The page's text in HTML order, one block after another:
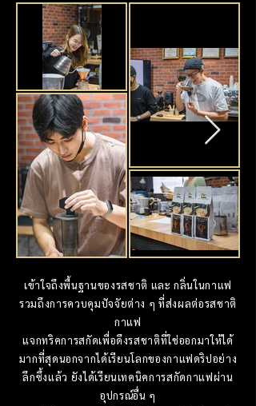
เข้าใจถึงพื้นฐานของรสชาติ และ กลิ่นในกาแฟ
รวมถึงการควบคุมปัจจัยต่าง ๆ ที่ส่งผลต่อรสชาติ
กาแฟ
แจกทริคการสกัดเพื่อดึงรสชาติที่ใช่ออกมาให้ได้
มากที่สุดนอกจากได้เรียนโลกของกาแฟดริปอย่าง
ลึกซึ้งแล้ว ยังได้เรียนเทคนิคการสกัดกาแฟผ่าน
อุปกรณ์อื่น ๆ